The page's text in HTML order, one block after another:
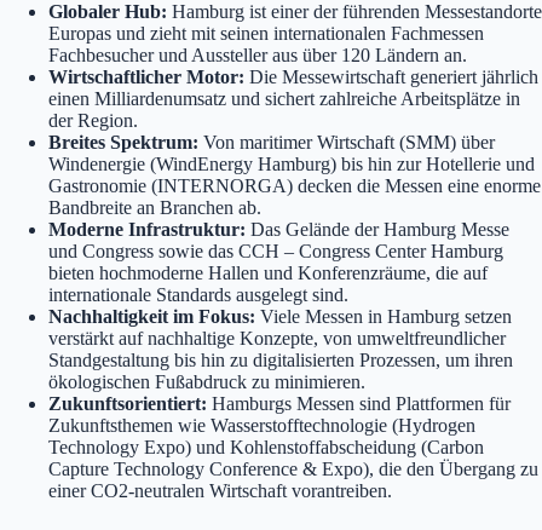
Globaler Hub: Hamburg ist einer der führenden Messestandorte
Europas und zieht mit seinen internationalen Fachmessen
Fachbesucher und Aussteller aus über 120 Ländern an.
Wirtschaftlicher Motor: Die Messewirtschaft generiert jährlich
einen Milliardenumsatz und sichert zahlreiche Arbeitsplätze in
der Region.
Breites Spektrum: Von maritimer Wirtschaft (SMM) über
Windenergie (WindEnergy Hamburg) bis hin zur Hotellerie und
Gastronomie (INTERNORGA) decken die Messen eine enorme
Bandbreite an Branchen ab.
Moderne Infrastruktur: Das Gelände der Hamburg Messe
und Congress sowie das CCH – Congress Center Hamburg
bieten hochmoderne Hallen und Konferenzräume, die auf
internationale Standards ausgelegt sind.
Nachhaltigkeit im Fokus: Viele Messen in Hamburg setzen
verstärkt auf nachhaltige Konzepte, von umweltfreundlicher
Standgestaltung bis hin zu digitalisierten Prozessen, um ihren
ökologischen Fußabdruck zu minimieren.
Zukunftsorientiert: Hamburgs Messen sind Plattformen für
Zukunftsthemen wie Wasserstofftechnologie (Hydrogen
Technology Expo) und Kohlenstoffabscheidung (Carbon
Capture Technology Conference & Expo), die den Übergang zu
einer CO2-neutralen Wirtschaft vorantreiben.